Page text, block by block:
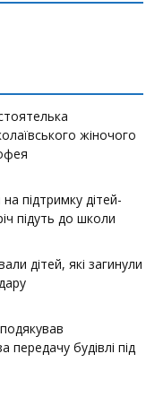
жіночого
підтримку дітей-
підуть до школи
дітей, які загинули
передачу будівлі під